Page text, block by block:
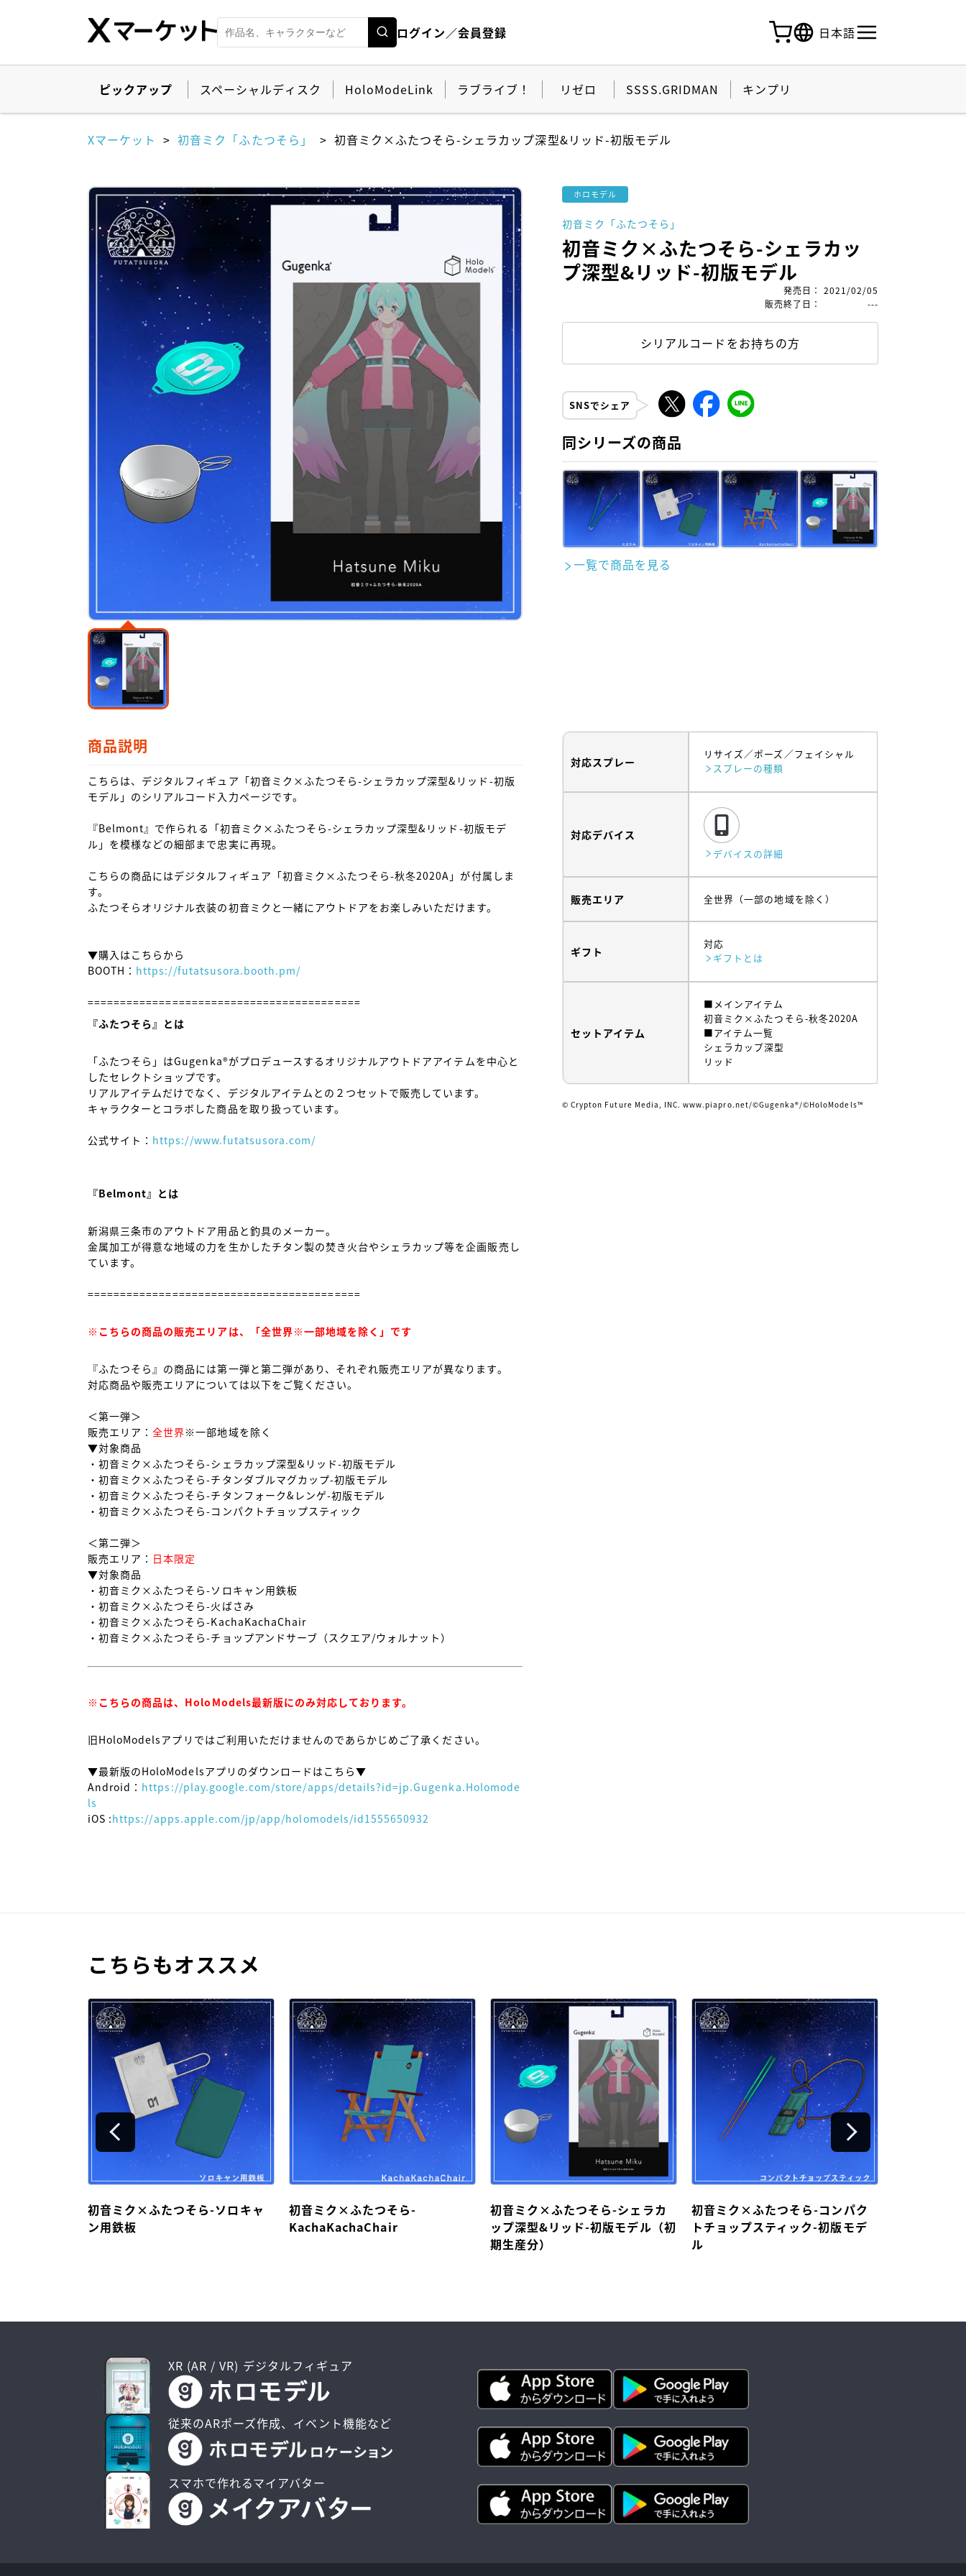
ログイン／会員登録 日本語
ピックアップ スペーシャルディスク HoloModeLink ラブライブ！ リゼロ SSSS.GRIDMAN キンプリ
Xマーケット 初音ミク「ふたつそら」 初音ミク×ふたつそら-シェラカップ深型&リッド-初版モデル
ホロモデル
初音ミク「ふたつそら」
初音ミク×ふたつそら-シェラカッ
プ深型&リッド-初版モデル
発売日 ： 2021/02/05
販売終了日 ： ---
シリアルコードをお持ちの方
SNSでシェア
同シリーズの商品
一覧で商品を見る
商品説明
こちらは、デジタルフィギュア「初音ミク×ふたつそら-シェラカップ深型&リッド-初版
モデル」のシリアルコード入力ページです。
『Belmont』で作られる「初音ミク×ふたつそら-シェラカップ深型&リッド-初版モデ
ル」を模様などの細部まで忠実に再現。
こちらの商品にはデジタルフィギュア「初音ミク×ふたつそら-秋冬2020A」が付属しま
す。
ふたつそらオリジナル衣装の初音ミクと一緒にアウトドアをお楽しみいただけます。
▼購入はこちらから
BOOTH： https://futatsusora.booth.pm/
『ふたつそら』とは
「ふたつそら」はGugenka®がプロデュースするオリジナルアウトドアアイテムを中心と
したセレクトショップです。
リアルアイテムだけでなく、デジタルアイテムとの２つセットで販売しています。
キャラクターとコラボした商品を取り扱っています。
公式サイト： https://www.futatsusora.com/
『Belmont』とは
新潟県三条市のアウトドア用品と釣具のメーカー。
金属加工が得意な地域の力を生かしたチタン製の焚き火台やシェラカップ等を企画販売し
ています。
==========================================
※こちらの商品の販売エリアは、「全世界※一部地域を除く」です
『ふたつそら』の商品には第一弾と第二弾があり、それぞれ販売エリアが異なります。
対応商品や販売エリアについては以下をご覧ください。
＜第一弾＞
販売エリア：全世界※一部地域を除く
▼対象商品
・初音ミク×ふたつそら-シェラカップ深型&リッド-初版モデル
・初音ミク×ふたつそら-チタンダブルマグカップ-初版モデル
・初音ミク×ふたつそら-チタンフォーク&レンゲ-初版モデル
・初音ミク×ふたつそら-コンパクトチョップスティック
＜第二弾＞
販売エリア： 日本限定
▼対象商品
・初音ミク×ふたつそら-ソロキャン用鉄板
・初音ミク×ふたつそら-火ばさみ
・初音ミク×ふたつそら-KachaKachaChair
・初音ミク×ふたつそら-チョップアンドサーブ（スクエア/ウォルナット）
※こちらの商品は、HoloModels最新版にのみ対応しております。
旧HoloModelsアプリではご利用いただけませんのであらかじめご了承ください。
▼最新版のHoloModelsアプリのダウンロードはこちら▼
Android： https://play.google.com/store/apps/details?id=jp.Gugenka.Holomode
ls
iOS :https://apps.apple.com/jp/app/holomodels/id1555650932
対応スプレー
リサイズ ポーズ
フェイシャル
スプレーの種類
対応デバイス
デバイスの詳細
販売エリア 全世界（一部の地域を除く）
ギフト
対応
ギフトとは
セットアイテム
■メインアイテム
初音ミク×ふたつそら-秋冬2020A
■アイテム一覧
シェラカップ深型
リッド
© Crypton Future Media, INC. www.piapro.net/©Gugenka®/©️HoloModels™️
こちらもオススメ
初音ミク×ふたつそら-ソロキャ
ン用鉄板
初音ミク×ふたつそら-
KachaKachaChair
初音ミク×ふたつそら-シェラカ
ップ深型&リッド-初版モデル（初
期生産分）
初音ミク×ふたつそら-コンパク
トチョップスティック-初版モデ
ル
XR (AR / VR) デジタルフィギュア
従来のARポーズ作成、イベント機能など
スマホで作れるマイアバター